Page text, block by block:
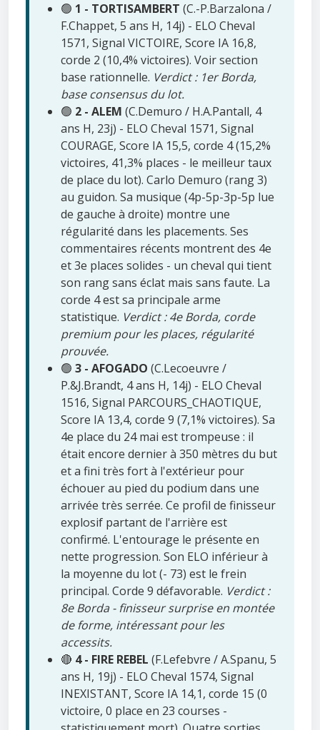
🟢 1 - TORTISAMBERT (C.-P.Barzalona /
F.Chappet, 5 ans H, 14j) - ELO Cheval
1571, Signal VICTOIRE, Score IA 16,8,
corde 2 (10,4% victoires). Voir section
base rationnelle. Verdict : 1er Borda,
base consensus du lot.
🟢 2 - ALEM (C.Demuro / H.A.Pantall, 4
ans H, 23j) - ELO Cheval 1571, Signal
COURAGE, Score IA 15,5, corde 4 (15,2%
victoires, 41,3% places - le meilleur taux
de place du lot). Carlo Demuro (rang 3)
au guidon. Sa musique (4p-5p-3p-5p lue
de gauche à droite) montre une
régularité dans les placements. Ses
commentaires récents montrent des 4e
et 3e places solides - un cheval qui tient
son rang sans éclat mais sans faute. La
corde 4 est sa principale arme
statistique. Verdict : 4e Borda, corde
premium pour les places, régularité
prouvée.
🟢 3 - AFOGADO (C.Lecoeuvre /
P.&J.Brandt, 4 ans H, 14j) - ELO Cheval
1516, Signal PARCOURS_CHAOTIQUE,
Score IA 13,4, corde 9 (7,1% victoires). Sa
4e place du 24 mai est trompeuse : il
était encore dernier à 350 mètres du but
et a fini très fort à l'extérieur pour
échouer au pied du podium dans une
arrivée très serrée. Ce profil de finisseur
explosif partant de l'arrière est
confirmé. L'entourage le présente en
nette progression. Son ELO inférieur à
la moyenne du lot (- 73) est le frein
principal. Corde 9 défavorable. Verdict :
8e Borda - finisseur surprise en montée
de forme, intéressant pour les
accessits.
🔴 4 - FIRE REBEL (F.Lefebvre / A.Spanu, 5
ans H, 19j) - ELO Cheval 1574, Signal
INEXISTANT, Score IA 14,1, corde 15 (0
victoire, 0 place en 23 courses -